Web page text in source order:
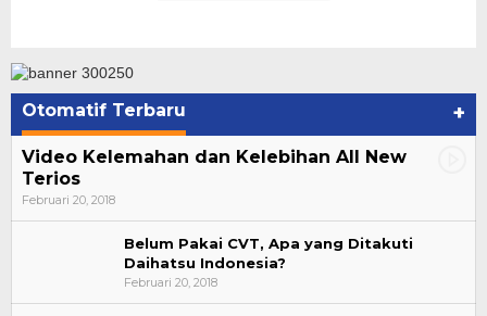
Otomatif Terbaru +
Video Kelemahan dan Kelebihan All New
Terios
Februari 20, 2018
Belum Pakai CVT, Apa yang Ditakuti
Daihatsu Indonesia?
Februari 20, 2018